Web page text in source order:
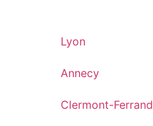
Lyon
Annecy
Clermont-Ferrand